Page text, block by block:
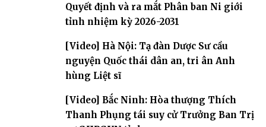
Quyết định và ra mắt Phân ban Ni giới
tỉnh nhiệm kỳ 2026-2031
[Video] Hà Nội: Tạ đàn Dược Sư cầu
nguyện Quốc thái dân an, tri ân Anh
hùng Liệt sĩ
[Video] Bắc Ninh: Hòa thượng Thích
Thanh Phụng tái suy cử Trưởng Ban Trị